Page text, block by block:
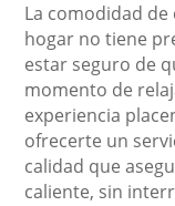
La comodidad
hogar no tiene
estar seguro de
momento de
experiencia
ofrecerte un
calidad que
caliente, sin